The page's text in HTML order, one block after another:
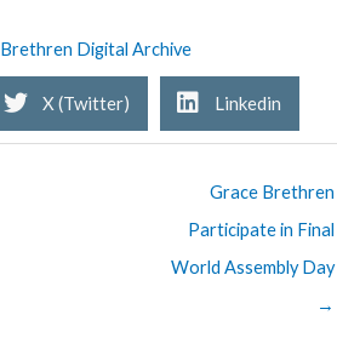
Brethren Digital Archive
X (Twitter) Linkedin
Grace Brethren
Participate in Final
World Assembly Day
→